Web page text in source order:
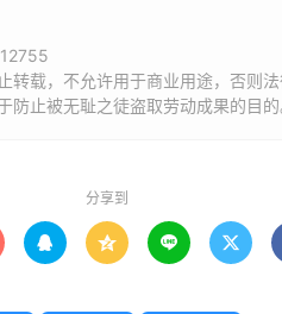
载，不允许用于商业用途，否则法
止被无耻之徒盗取劳动成果的目的
分享到
   